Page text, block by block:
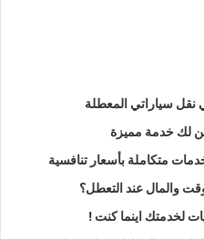
نقل سياراتي المعطلة
متكاملة بأسعار تنافسية
والمال عند التعطل؟
لخدمتك اينما كنت !